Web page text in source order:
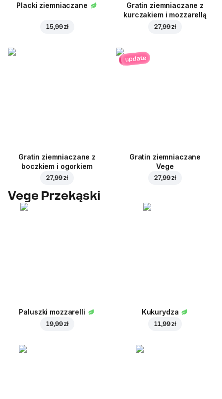
Placki ziemniaczane
15,99 zł
Gratin ziemniaczane z
kurczakiem i mozzarellą
27,99 zł
Gratin ziemniaczane z
boczkiem i ogorkiem
27,99 zł
update
Gratin ziemniaczane
Vege
27,99 zł
Vege Przekąski
Paluszki mozzarelli
19,99 zł
Kukurydza
11,99 zł